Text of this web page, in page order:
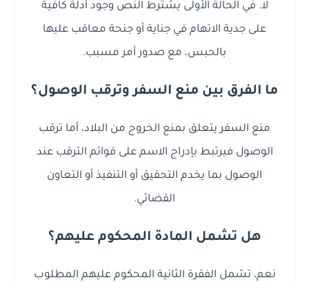
لا. في الحالة الأولى يشترط النص وجود أدلة كافية
على جدية الاتهام في جناية أو جنحة معاقب عليها
بالحبس، مع صدور أمر مسبب.
ما الفرق بين منع السفر وترقب الوصول؟
منع السفر يتعلق بمنع الخروج من البلاد، أما ترقب
الوصول فيرتبط بإدراج الاسم على قوائم الترقب عند
الوصول بما يخدم التحقيق أو التنفيذ أو التعاون
القضائي.
هل تشمل المادة المحكوم عليهم؟
نعم، تشمل الفقرة الثانية المحكوم عليهم المطلوب